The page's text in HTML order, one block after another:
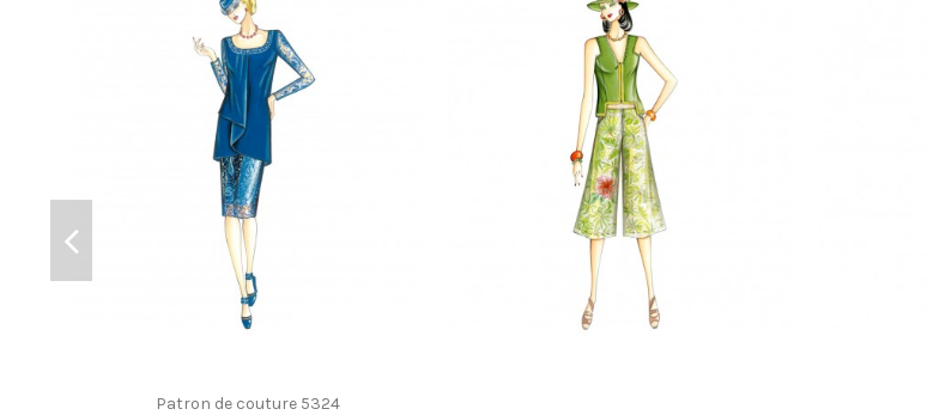
Patron de couture 5324